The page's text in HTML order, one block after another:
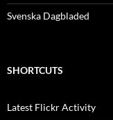
Svenska Dagbladed
SHORTCUTS
Latest Flickr Activity